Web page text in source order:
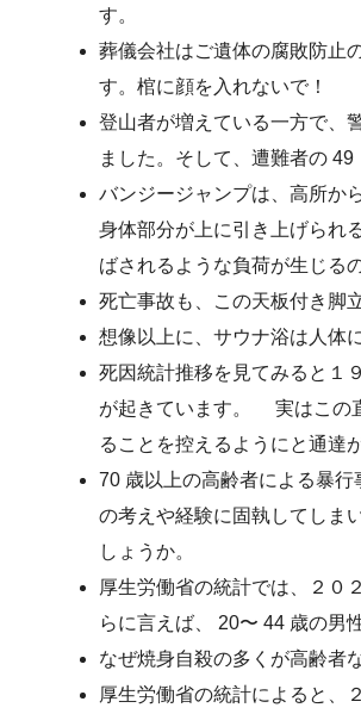
す。
葬儀会社はご遺体の腐敗防止
す。棺に顔を入れないで！
登山者が増えている一方で、
ました。そして、遭難者の
バンジージャンプは、高所か
身体部分が上に引き上げられ
ばされるような負荷が生じる
死亡事故も、この天板付き脚
想像以上に、サウナ浴は人体
死因統計推移を見てみると１
が起きています。 実はこの
ることを控えるようにと通達
70 歳以上の高齢者による暴
の考えや経験に固執してしま
しょうか。
厚生労働省の統計では、２０
らに言えば、 20〜 44 歳の男
なぜ焼身自殺の多くが高齢者
厚生労働省の統計によると、